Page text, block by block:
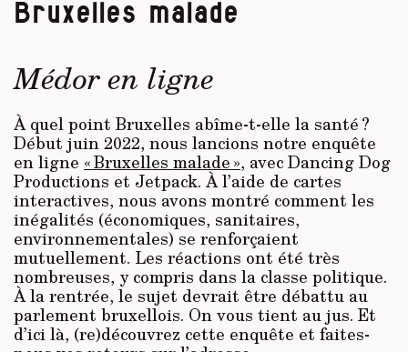
Bruxelles malade
Médor en ligne
À quel point Bruxelles abîme-t-elle la santé ?
Début juin 2022, nous lancions notre enquête
en ligne « Bruxelles malade », avec Dancing Dog
Productions et Jetpack. À l’aide de cartes
interactives, nous avons montré comment les
inégalités (économiques, sanitaires,
environnementales) se renforçaient
mutuellement. Les réactions ont été très
nombreuses, y compris dans la classe politique.
À la rentrée, le sujet devrait être débattu au
parlement bruxellois. On vous tient au jus. Et
d’ici là, (re)découvrez cette enquête et faites-